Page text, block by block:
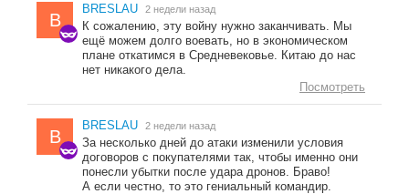
B
BRESLAU 2 недели назад
К сожалению, эту войну нужно заканчивать. Мы
ещё можем долго воевать, но в экономическом
плане откатимся в Средневековье. Китаю до нас
нет никакого дела.
Посмотреть
B
BRESLAU 2 недели назад
За несколько дней до атаки изменили условия
договоров с покупателями так, чтобы именно они
понесли убытки после удара дронов. Браво!
А если честно, то это гениальный командир.